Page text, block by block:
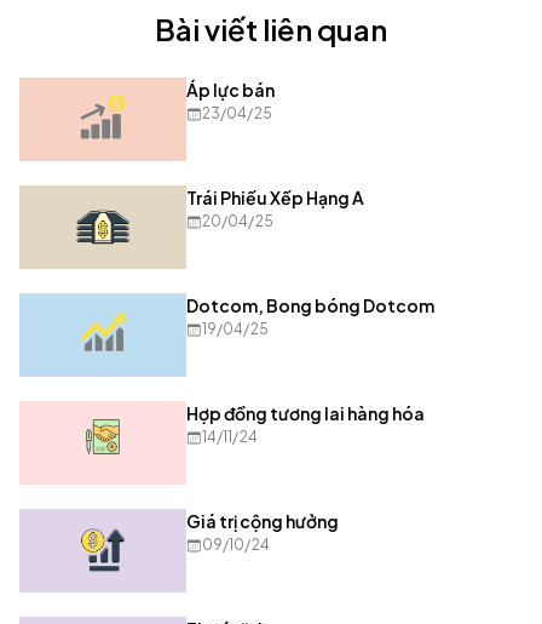
Bài viết liên quan
Áp lực bán
23/04/25
Trái Phiếu Xếp Hạng A
20/04/25
Dotcom, Bong bóng Dotcom
19/04/25
Hợp đồng tương lai hàng hóa
14/11/24
Giá trị cộng hưởng
09/10/24